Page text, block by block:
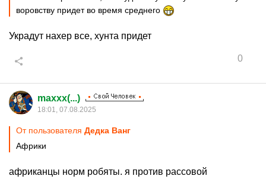
воровству придет во время среднего
Украдут нахер все, хунта придет
0
maxxx(...)
18:01, 07.08.2025
От пользователя Дедка Ванг
Африки
африканцы норм робяты. я против рассовой